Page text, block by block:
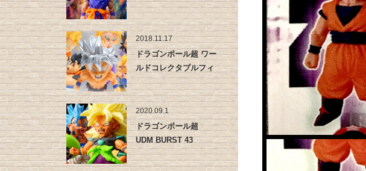
2018.11.17
ドラゴンボール超 ワー
ルドコレクタブルフィ
ギュア …
2020.09.1
ドラゴンボール超
UDM BURST 43